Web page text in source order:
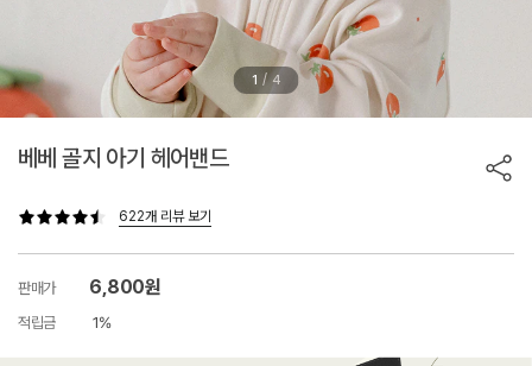
1 / 4
베베 골지 아기 헤어밴드
622개 리뷰 보기
판매가 6,800원
적립금 1%